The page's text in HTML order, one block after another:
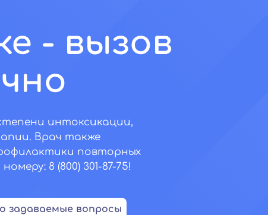
- вызов
интоксикации,
Врач также
повторных
8 (800) 301-87-75!
задаваемые вопросы